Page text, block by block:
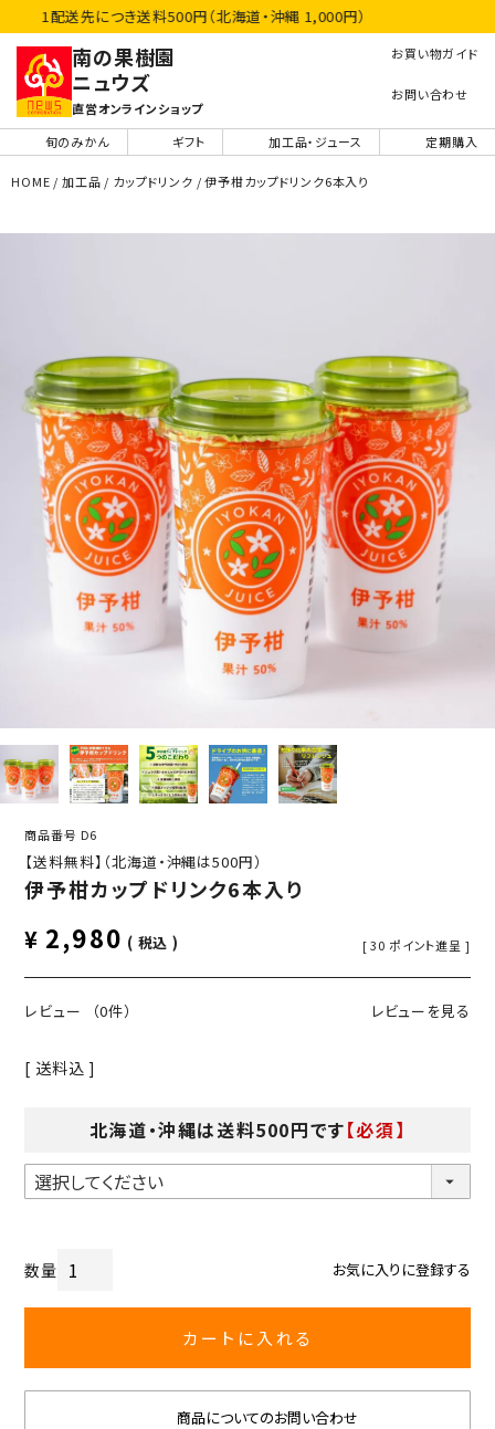
1配送先につき送料500円（北海道・沖縄 1,000円）
南の果樹園
ニュウズ
直営オンラインショップ
旬のみかん
ギフト 加工品・ジュース 定期購入
お買い物ガイド
お問い合わせ
HOME 加工品 カップドリンク 伊予柑カップドリンク6本入り
商品番号 D6
【送料無料】（北海道・沖縄は500円）
伊予柑カップドリンク6本入り
¥ 2,980 税込 [ 30 ポイント進呈 ]
レビュー （0件） レビューを見る
送料込
北海道・沖縄は送料500円です【必須】
お気に入りに登録する
カートに入れる
商品についてのお問い合わせ